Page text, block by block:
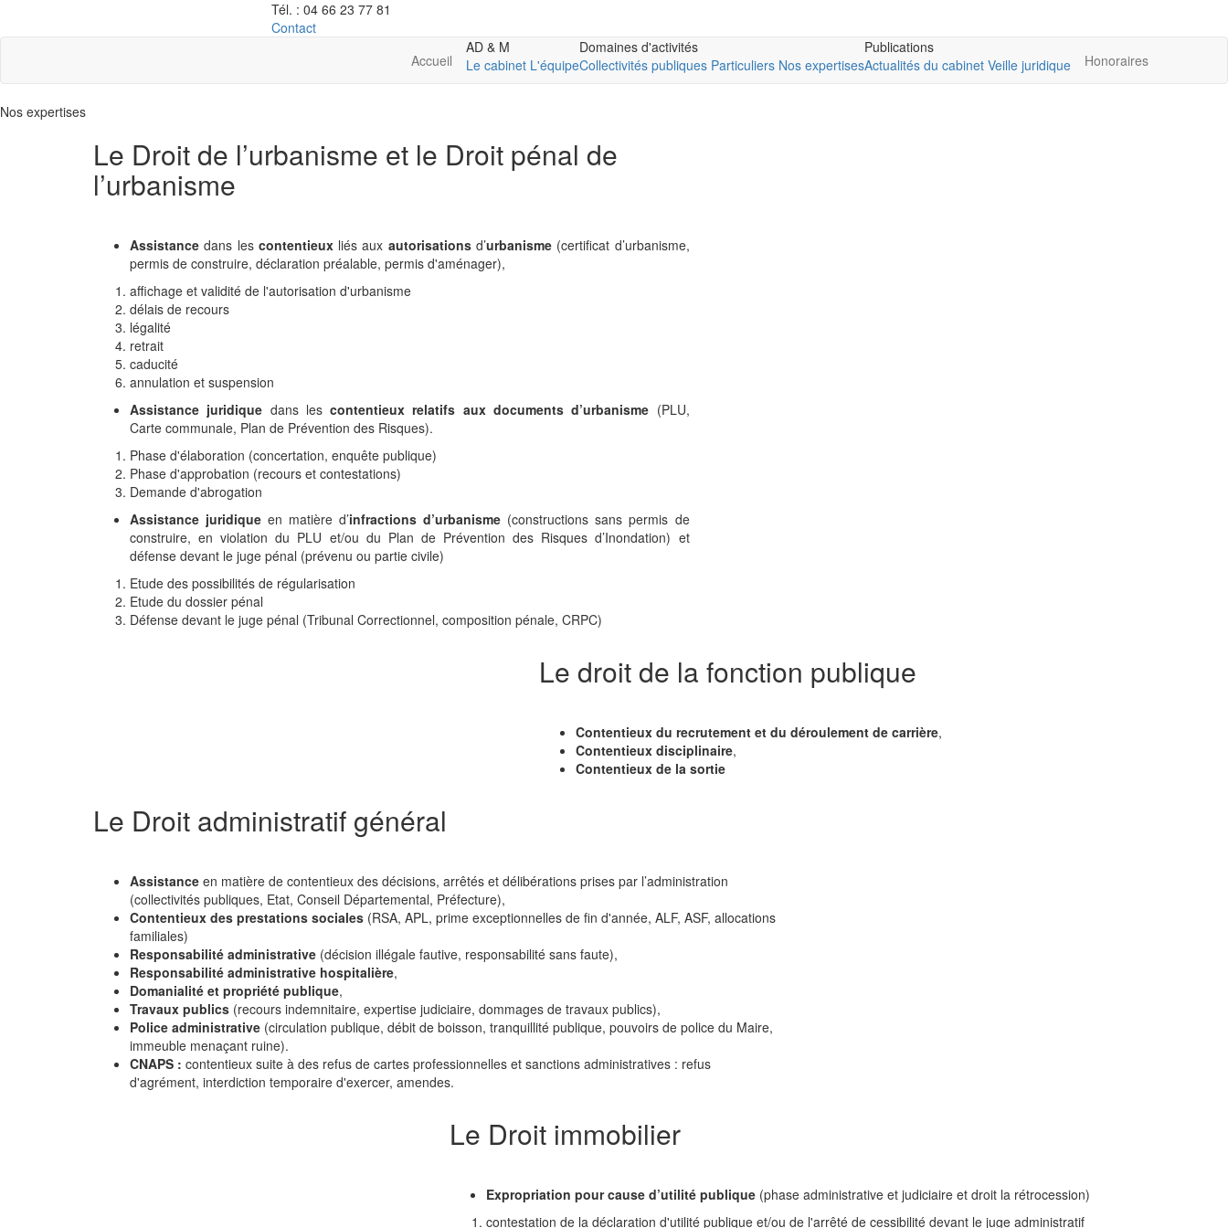
Tél. : 04 66 23 77 81
Contact
Accueil
AD & M
Le cabinet L'équipe
Domaines d'activités
Collectivités publiques Particuliers Nos expertises
Publications
Actualités du cabinet Veille juridique Honoraires
Nos expertises
Le Droit de l’urbanisme et le Droit pénal de
l’urbanisme
Assistancedans les contentieux liés aux autorisations d’urbanisme(certificat d’urbanisme,
permis de construire, déclaration préalable, permis d'aménager),
affichage et validité de l'autorisation d'urbanisme
délais de recours
légalité
retrait
caducité
annulation et suspension
Assistance juridique dans lescontentieux relatifs aux documents d’urbanisme (PLU,
Carte communale, Plan de Prévention des Risques).
Phase d'élaboration (concertation, enquête publique)
Phase d'approbation (recours et contestations)
Demande d'abrogation
Assistance juridique en matière d’infractions d’urbanisme (constructions sans permis de
construire, en violation du PLU et/ou du Plan de Prévention des Risques d’Inondation) et
défense devant le juge pénal (prévenu ou partie civile)
Etude des possibilités de régularisation
Etude du dossier pénal
Défense devant le juge pénal (Tribunal Correctionnel, composition pénale, CRPC)
Le droit de la fonction publique
Contentieux du recrutement et du déroulement de carrière,
Contentieux disciplinaire,
Contentieux de la sortie
Le Droit administratif général
Assistance en matière de contentieux des décisions, arrêtés et délibérations prises par l’administration
(collectivités publiques, Etat, Conseil Départemental, Préfecture),
Contentieux des prestations sociales (RSA, APL, prime exceptionnelles de fin d'année, ALF, ASF, allocations
familiales)
Responsabilité administrative (décision illégale fautive, responsabilité sans faute),
Responsabilité administrative hospitalière,
Domanialité et propriété publique,
Travaux publics (recours indemnitaire, expertise judiciaire, dommages de travaux publics),
Police administrative (circulation publique, débit de boisson, tranquillité publique, pouvoirs de police du Maire,
immeuble menaçant ruine).
CNAPS : contentieux suite à des refus de cartes professionnelles et sanctions administratives : refus
d'agrément, interdiction temporaire d'exercer, amendes.
Le Droit immobilier
Expropriation pour cause d’utilité publique (phase administrative et judiciaire et droit la rétrocession)
contestation de la déclaration d'utilité publique et/ou de l'arrêté de cessibilité devant le juge administratif